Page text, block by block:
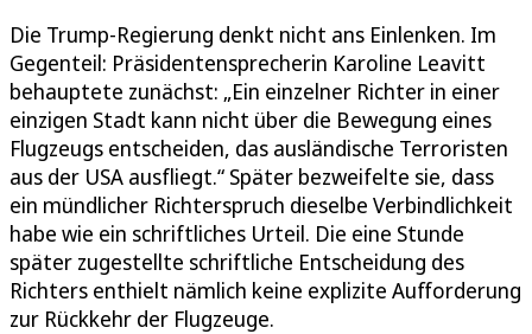
Die Trump-Regierung denkt nicht ans Einlenken. Im
Gegenteil: Präsidentensprecherin Karoline Leavitt
behauptete zunächst: „Ein einzelner Richter in einer
einzigen Stadt kann nicht über die Bewegung eines
Flugzeugs entscheiden, das ausländische Terroristen
aus der USA ausfliegt.“ Später bezweifelte sie, dass
ein mündlicher Richterspruch dieselbe Verbindlichkeit
habe wie ein schriftliches Urteil. Die eine Stunde
später zugestellte schriftliche Entscheidung des
Richters enthielt nämlich keine explizite Aufforderung
zur Rückkehr der Flugzeuge.